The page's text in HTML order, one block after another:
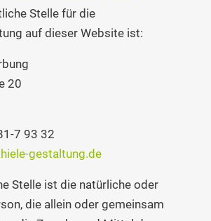
Stelle für die
auf dieser Website ist:
20
7 93 32
gestaltung.de
Stelle ist die natürliche oder
die allein oder gemeinsam